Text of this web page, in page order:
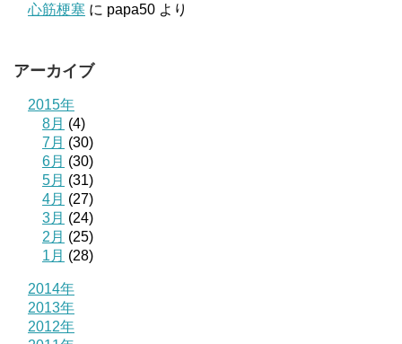
心筋梗塞 に papa50 より
アーカイブ
2015年
8月 (4)
7月 (30)
6月 (30)
5月 (31)
4月 (27)
3月 (24)
2月 (25)
1月 (28)
2014年
2013年
2012年